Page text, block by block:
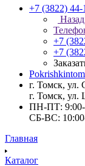
+7 (3822) 44-
Назад
+7
+7
г. Томск, ул.
г. Томск, ул.
ПН-ПТ: 9:00-
СБ-ВС:
Главная
Каталог